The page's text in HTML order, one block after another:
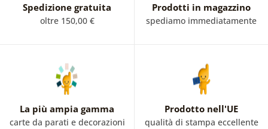
Spedizione gratuita
oltre 150,00 €
Prodotti in magazzino
spediamo immediatamente
La più ampia gamma
carte da parati e decorazioni
Prodotto nell'UE
qualità di stampa eccellente